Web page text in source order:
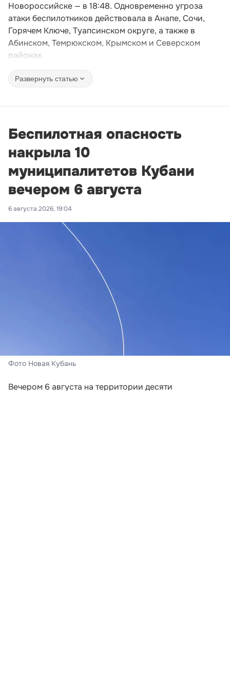
Новороссийске — в 18:48. Одновременно угроза
атаки беспилотников действовала в Анапе, Сочи,
Горячем Ключе, Туапсинском округе, а также в
Абинском, Темрюкском, Крымском и Северском
районах.
Развернуть статью
Беспилотная опасность
накрыла 10
муниципалитетов Кубани
вечером 6 августа
6 августа 2026, 19:04
Фото Новая Кубань
Вечером 6 августа на территории десяти